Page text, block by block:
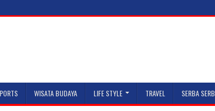
WISATA BUDAYA LIFE STYLE TRAVEL SERBA